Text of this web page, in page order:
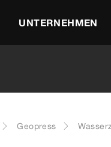
UNTERNEHMEN
Geopress